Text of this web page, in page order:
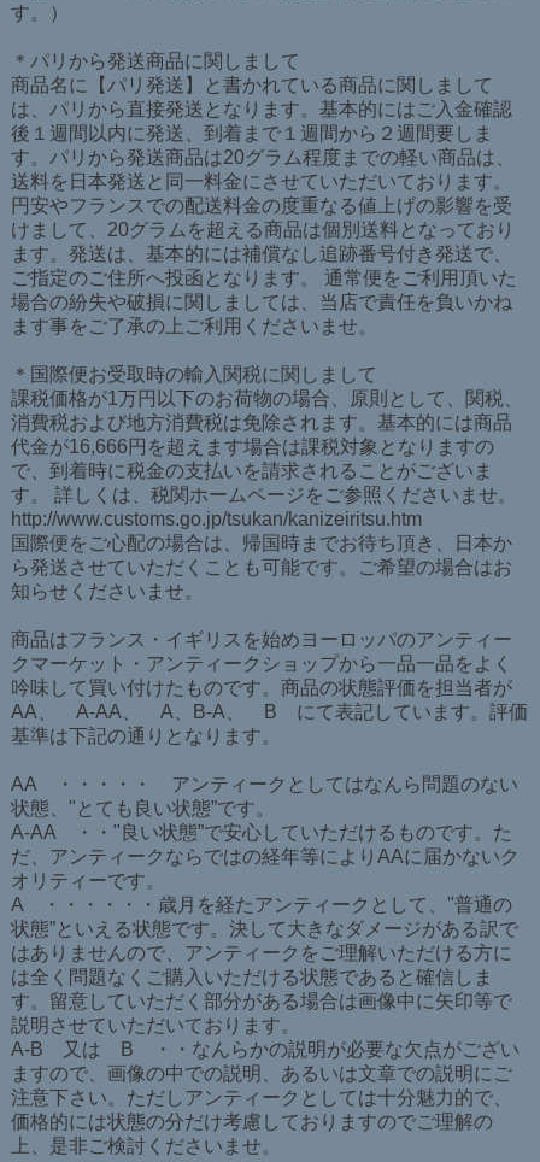
す。）
＊パリから発送商品に関しまして
商品名に【パリ発送】と書かれている商品に関しまして
は、パリから直接発送となります。基本的にはご入金確認
後１週間以内に発送、到着まで１週間から２週間要しま
す。パリから発送商品は20グラム程度までの軽い商品は、
送料を日本発送と同一料金にさせていただいております。
円安やフランスでの配送料金の度重なる値上げの影響を受
けまして、20グラムを超える商品は個別送料となっており
ます。発送は、基本的には補償なし追跡番号付き発送で、
ご指定のご住所へ投函となります。 通常便をご利用頂いた
場合の紛失や破損に関しましては、当店で責任を負いかね
ます事をご了承の上ご利用くださいませ。
＊国際便お受取時の輸入関税に関しまして
課税価格が1万円以下のお荷物の場合、原則として、関税、
消費税および地方消費税は免除されます。基本的には商品
代金が16,666円を超えます場合は課税対象となりますの
で、到着時に税金の支払いを請求されることがございま
す。 詳しくは、税関ホームページをご参照くださいませ。
http://www.customs.go.jp/tsukan/kanizeiritsu.htm
国際便をご心配の場合は、帰国時までお待ち頂き、日本か
ら発送させていただくことも可能です。ご希望の場合はお
知らせくださいませ。
商品はフランス・イギリスを始めヨーロッパのアンティー
クマーケット・アンティークショップから一品一品をよく
吟味して買い付けたものです。商品の状態評価を担当者が
AA、 A-AA、 A、B-A、 B にて表記しています。評価
基準は下記の通りとなります。
AA ・・・・・ アンティークとしてはなんら問題のない
状態、"とても良い状態”です。
A-AA ・・"良い状態”で安心していただけるものです。た
だ、アンティークならではの経年等によりAAに届かないク
オリティーです。
A ・・・・・・歳月を経たアンティークとして、"普通の
状態”といえる状態です。決して大きなダメージがある訳で
はありませんので、アンティークをご理解いただける方に
は全く問題なくご購入いただける状態であると確信しま
す。留意していただく部分がある場合は画像中に矢印等で
説明させていただいております。
A-B 又は B ・・なんらかの説明が必要な欠点がござい
ますので、画像の中での説明、あるいは文章での説明にご
注意下さい。ただしアンティークとしては十分魅力的で、
価格的には状態の分だけ考慮しておりますのでご理解の
上、是非ご検討くださいませ。